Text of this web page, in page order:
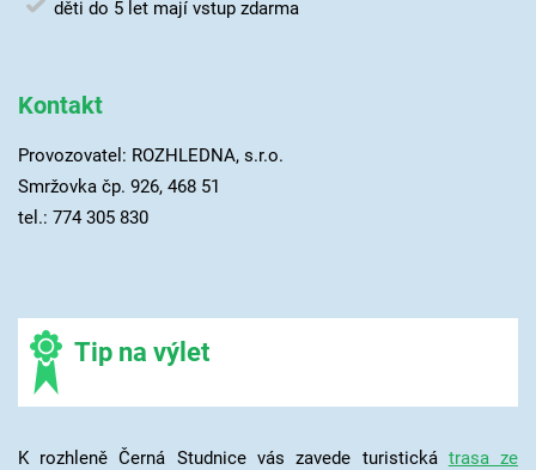
děti do 5 let mají vstup zdarma
Kontakt
Provozovatel: ROZHLEDNA, s.r.o.
Smržovka čp. 926, 468 51
tel.: 774 305 830
Tip na výlet
K rozhleně Černá Studnice vás zavede turistická trasaze